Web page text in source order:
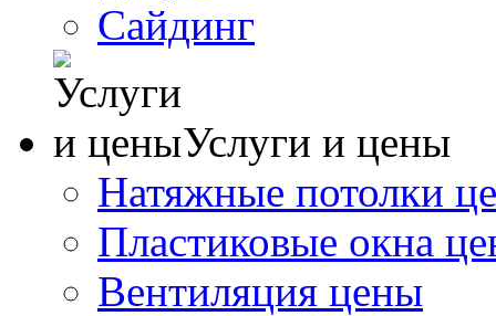
Сайдинг
Услуги и цены
Натяжные потолки
Пластиковые окна
Вентиляция цены